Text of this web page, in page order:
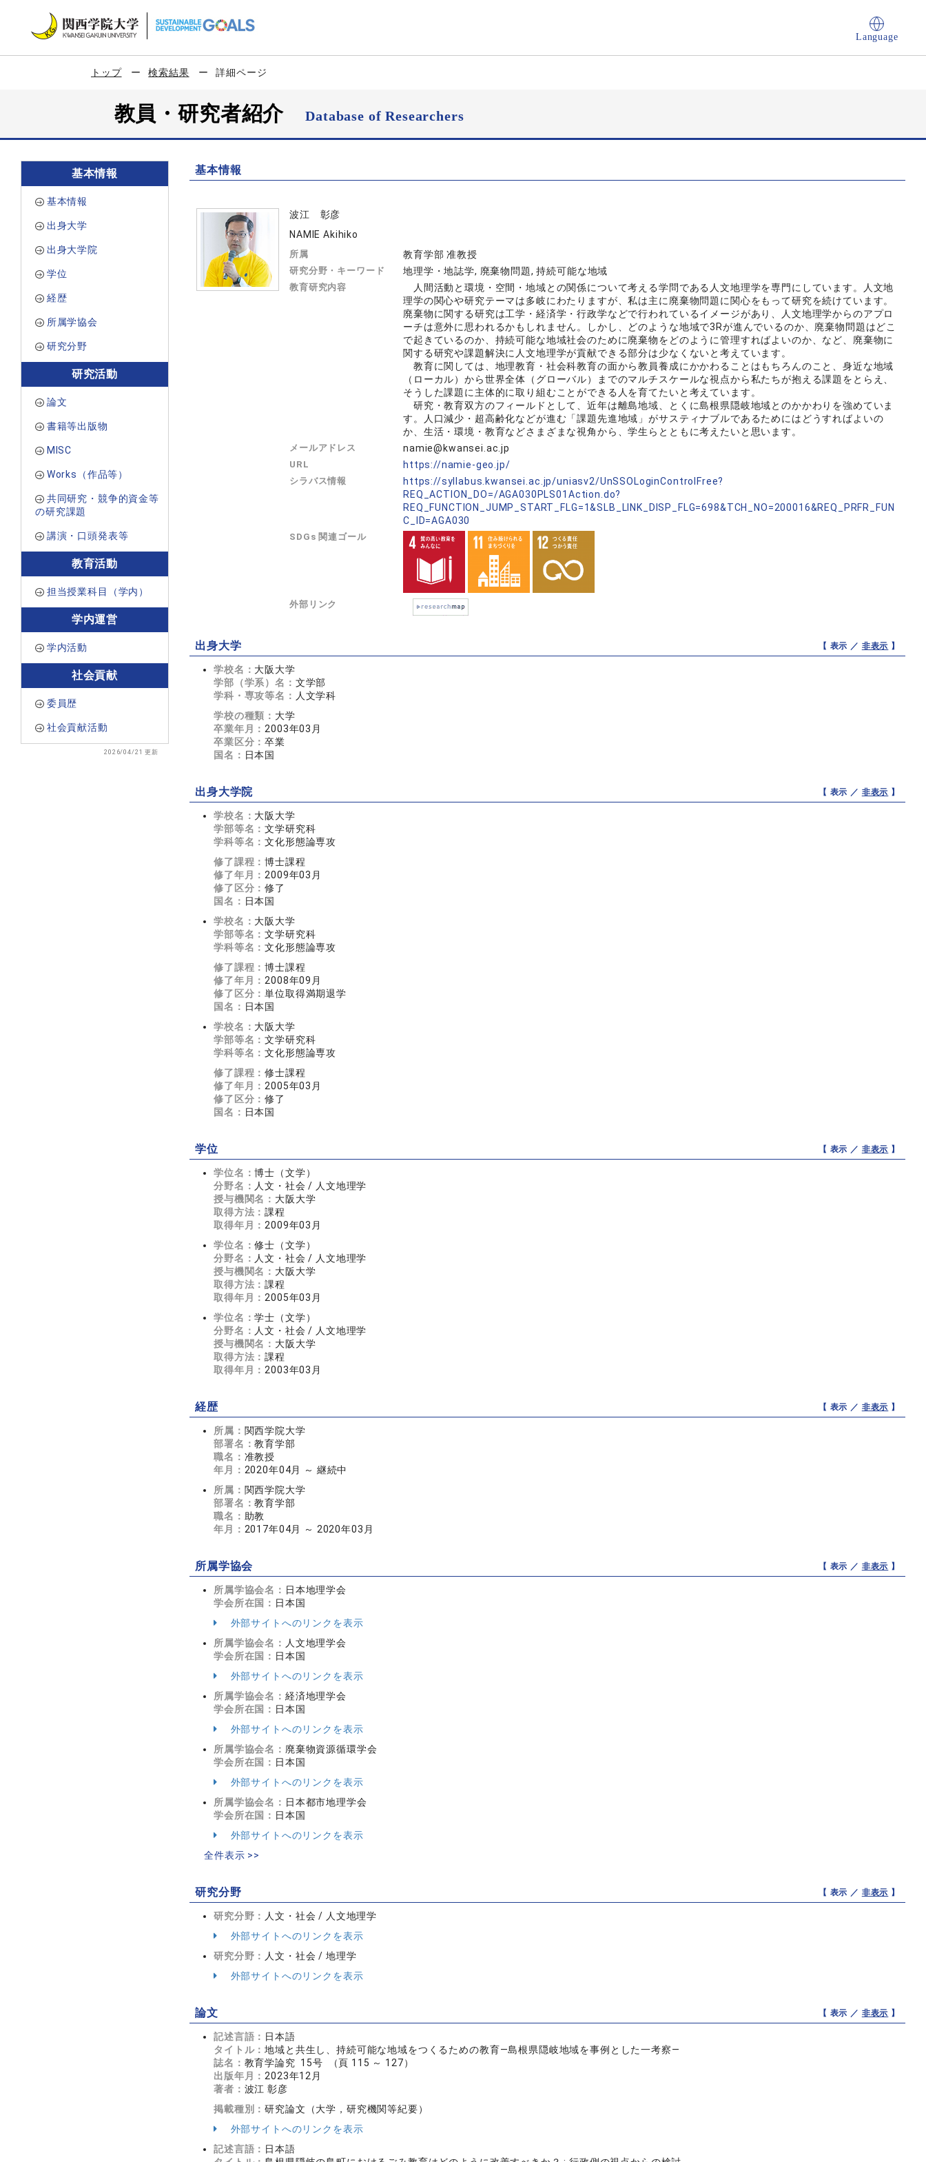
Language
トップ 検索結果 詳細ページ
教員・研究者紹介Database of Researchers
基本情報
基本情報
出身大学
出身大学院
学位
経歴
所属学協会
研究分野
研究活動
論文
書籍等出版物
MISC
Works（作品等）
共同研究・競争的資金等
の研究課題
講演・口頭発表等
教育活動
担当授業科目（学内）
学内運営
学内活動
社会貢献
委員歴
社会貢献活動
2026/04/21 更新
基本情報
波江 彰彦
NAMIE Akihiko
所属 教育学部 准教授
研究分野・キーワード 地理学・地誌学, 廃棄物問題, 持続可能な地域
教育研究内容
人間活動と環境・空間・地域との関係について考える学問である人文地理学を専門にしています。人文地
理学の関心や研究テーマは多岐にわたりますが、私は主に廃棄物問題に関心をもって研究を続けています。
廃棄物に関する研究は工学・経済学・行政学などで行われているイメージがあり、人文地理学からのアプロ
ーチは意外に思われるかもしれません。しかし、どのような地域で3Rが進んでいるのか、廃棄物問題はどこ
で起きているのか、持続可能な地域社会のために廃棄物をどのように管理すればよいのか、など、廃棄物に
関する研究や課題解決に人文地理学が貢献できる部分は少なくないと考えています。
教育に関しては、地理教育・社会科教育の面から教員養成にかかわることはもちろんのこと、身近な地域
（ローカル）から世界全体（グローバル）までのマルチスケールな視点から私たちが抱える課題をとらえ、
そうした課題に主体的に取り組むことができる人を育てたいと考えています。
研究・教育双方のフィールドとして、近年は離島地域、とくに島根県隠岐地域とのかかわりを強めていま
す。人口減少・超高齢化などが進む「課題先進地域」がサスティナブルであるためにはどうすればよいの
か、生活・環境・教育などさまざまな視角から、学生らとともに考えたいと思います。
メールアドレス namie@kwansei.ac.jp
URL https://namie-geo.jp/
シラバス情報
https://syllabus.kwansei.ac.jp/uniasv2/UnSSOLoginControlFree?
REQ_ACTION_DO=/AGA030PLS01Action.do?
REQ_FUNCTION_JUMP_START_FLG=1&SLB_LINK_DISP_FLG=698&TCH_NO=200016&REQ_PRFR_FUN
C_ID=AGA030
SDGs 関連ゴール
外部リンク
出身大学 【 表示 ／ 非表示 】
学校名： 大阪大学
学部（学系）名： 文学部
学科・専攻等名： 人文学科
学校の種類： 大学
卒業年月： 2003年03月
卒業区分：卒業
国名： 日本国
出身大学院 【 表示 ／ 非表示 】
学校名： 大阪大学
学部等名：文学研究科
学科等名：文化形態論専攻
修了課程：博士課程
修了年月： 2009年03月
修了区分：修了
国名： 日本国
学校名： 大阪大学
学部等名：文学研究科
学科等名：文化形態論専攻
修了課程：博士課程
修了年月： 2008年09月
修了区分：単位取得満期退学
国名： 日本国
学校名： 大阪大学
学部等名：文学研究科
学科等名：文化形態論専攻
修了課程：修士課程
修了年月： 2005年03月
修了区分：修了
国名： 日本国
学位 【 表示 ／ 非表示 】
学位名：博士（文学）
分野名： 人文・社会 / 人文地理学
授与機関名： 大阪大学
取得方法：課程
取得年月： 2009年03月
学位名：修士（文学）
分野名： 人文・社会 / 人文地理学
授与機関名： 大阪大学
取得方法：課程
取得年月： 2005年03月
学位名：学士（文学）
分野名： 人文・社会 / 人文地理学
授与機関名： 大阪大学
取得方法：課程
取得年月： 2003年03月
経歴 【 表示 ／ 非表示 】
所属： 関西学院大学
部署名：教育学部
職名： 准教授
年月： 2020年04月 ～ 継続中
所属： 関西学院大学
部署名：教育学部
職名： 助教
年月： 2017年04月 ～ 2020年03月
所属学協会 【 表示 ／ 非表示 】
所属学協会名： 日本地理学会
学会所在国： 日本国
外部サイトへのリンクを表示
所属学協会名： 人文地理学会
学会所在国： 日本国
外部サイトへのリンクを表示
所属学協会名： 経済地理学会
学会所在国： 日本国
外部サイトへのリンクを表示
所属学協会名： 廃棄物資源循環学会
学会所在国： 日本国
外部サイトへのリンクを表示
所属学協会名： 日本都市地理学会
学会所在国： 日本国
外部サイトへのリンクを表示
全件表示 >>
研究分野 【 表示 ／ 非表示 】
研究分野： 人文・社会 / 人文地理学
外部サイトへのリンクを表示
研究分野： 人文・社会 / 地理学
外部サイトへのリンクを表示
論文 【 表示 ／ 非表示 】
記述言語： 日本語
タイトル：地域と共生し、持続可能な地域をつくるための教育―島根県隠岐地域を事例とした一考察―
誌名： 教育学論究 15号 （頁 115 ～ 127）
出版年月： 2023年12月
著者： 波江 彰彦
掲載種別：研究論文（大学，研究機関等紀要）
外部サイトへのリンクを表示
記述言語： 日本語